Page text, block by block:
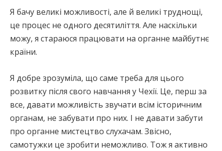
Я бачу великі можливості, але й великі труднощі,
це процес не одного десятиліття. Але наскільки
можу, я стараюся працювати на органне майбутнє
країни.
Я добре зрозуміла, що саме треба для цього
розвитку після свого навчання у Чехії. Це, перш за
все, давати можливість звучати всім історичним
органам, не забувати про них. І не давати забути
про органне мистецтво слухачам. Звісно,
самотужки це зробити неможливо. Тож я активно